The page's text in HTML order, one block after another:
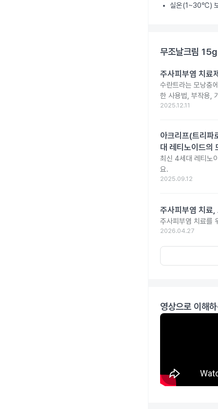
실온(1~30℃)
무조날크림 15g
주사피부염 치료
수란트라는 모낭충
한 사용법, 부작용,
2025.12.11
아크리프(트리파
대 레티노이드의
최신 4세대 레티노
요.
2025.09.12
주사피부염 치료,
주사피부염 치료를
2026.04.27
영상으로 이해